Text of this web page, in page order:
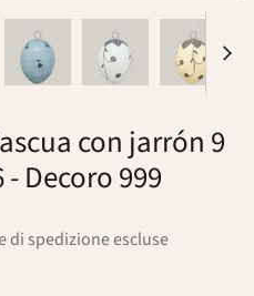
con jarrón 9
- Decoro 999
di spedizione escluse